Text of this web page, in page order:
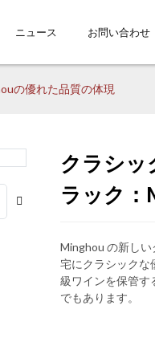
ニュース お問い合わせ
の優れた品質の体現
クラシッ
ラック：
Minghou の新し
宅にクラシックな
級ワインを保管す
でもあります。